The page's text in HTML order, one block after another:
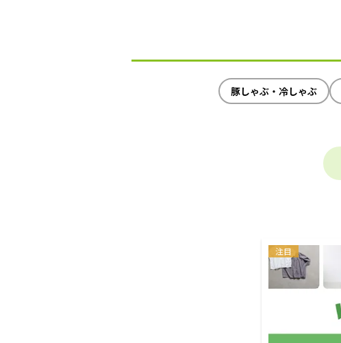
豚しゃぶ・冷しゃぶ
注目